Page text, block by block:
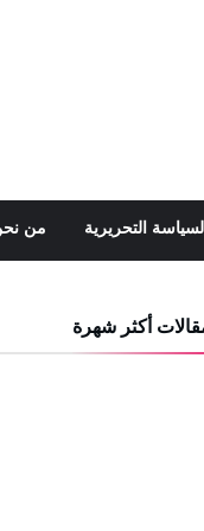
السياسة التحريرية من
أكثر شهرة